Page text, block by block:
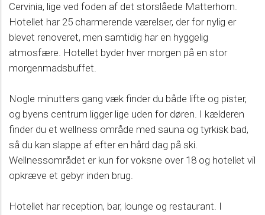
Cervinia, lige ved foden af det storslåede Matterhorn.
Hotellet har 25 charmerende værelser, der for nylig er
blevet renoveret, men samtidig har en hyggelig
atmosfære. Hotellet byder hver morgen på en stor
morgenmadsbuffet.
Nogle minutters gang væk finder du både lifte og pister,
og byens centrum ligger lige uden for døren. I kælderen
finder du et wellness område med sauna og tyrkisk bad,
så du kan slappe af efter en hård dag på ski.
Wellnessområdet er kun for voksne over 18 og hotellet vil
opkræve et gebyr inden brug.
Hotellet har reception, bar, lounge og restaurant. I